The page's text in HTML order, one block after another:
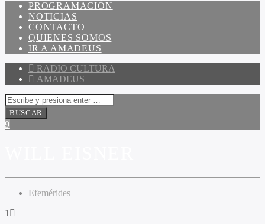
PROGRAMACIÓN
NOTICIAS
CONTACTO
QUIENES SOMOS
IR A AMADEUS
RADIO CULTURA
AMADEUS
Efemérides
1